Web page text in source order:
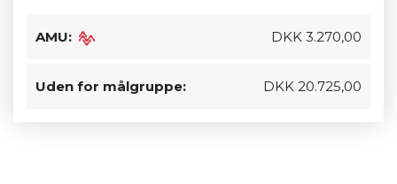
AMU: DKK 3.270,00
Uden for målgruppe: DKK 20.725,00